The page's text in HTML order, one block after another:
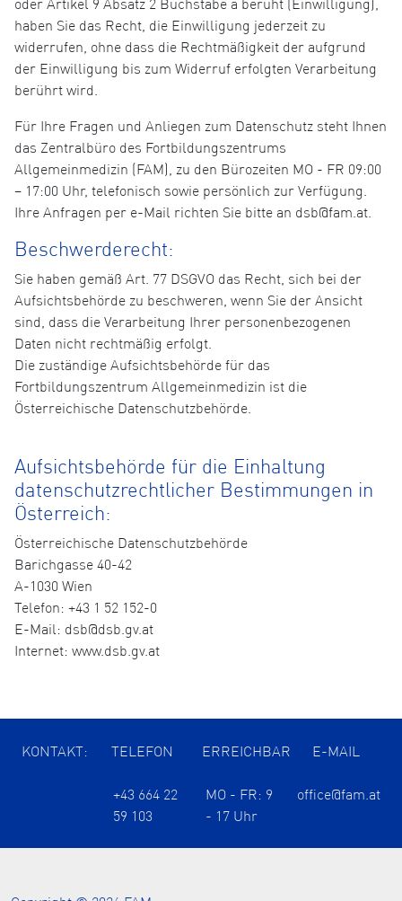
oder Artikel 9 Absatz 2 Buchstabe a beruht (Einwilligung),
haben Sie das Recht, die Einwilligung jederzeit zu
widerrufen, ohne dass die Rechtmäßigkeit der aufgrund
der Einwilligung bis zum Widerruf erfolgten Verarbeitung
berührt wird.
Für Ihre Fragen und Anliegen zum Datenschutz steht Ihnen
das Zentralbüro des Fortbildungszentrums
Allgemeinmedizin (FAM), zu den Bürozeiten MO - FR 09:00
– 17:00 Uhr, telefonisch sowie persönlich zur Verfügung.
Ihre Anfragen per e-Mail richten Sie bitte an dsb@fam.at.
Beschwerderecht:
Sie haben gemäß Art. 77 DSGVO das Recht, sich bei der
Aufsichtsbehörde zu beschweren, wenn Sie der Ansicht
sind, dass die Verarbeitung Ihrer personenbezogenen
Daten nicht rechtmäßig erfolgt.
Die zuständige Aufsichtsbehörde für das
Fortbildungszentrum Allgemeinmedizin ist die
Österreichische Datenschutzbehörde.
Aufsichtsbehörde für die Einhaltung
datenschutzrechtlicher Bestimmungen in
Österreich:
Österreichische Datenschutzbehörde
Barichgasse 40-42
A-1030 Wien
Telefon: +43 1 52 152-0
E-Mail: dsb@dsb.gv.at
Internet: www.dsb.gv.at
KONTAKT: TELEFON ERREICHBAR E-MAIL
+43 664 22
59 103
MO - FR: 9
- 17 Uhr
office@fam.at